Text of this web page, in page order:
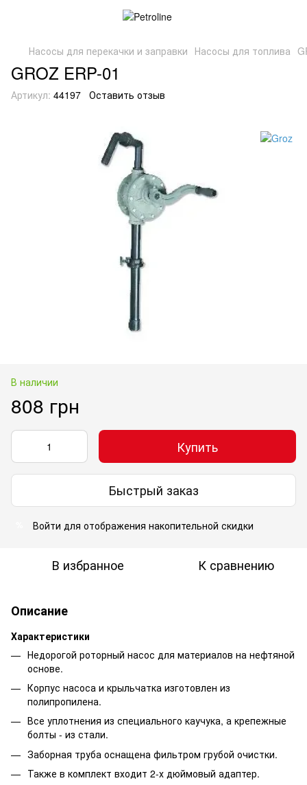
Насосы для перекачки и заправки Насосы для топлива
GROZ ERP-01
Артикул: 44197 Оставить отзыв
В наличии
808 грн
Купить
Быстрый заказ
Войти для отображения накопительной скидки
В избранное К сравнению
Описание
Характеристики
Недорогой роторный насос для материалов на нефтяной
основе.
Корпус насоса и крыльчатка изготовлен из
полипропилена.
Все уплотнения из специального каучука, а крепежные
болты - из стали.
Заборная труба оснащена фильтром грубой очистки.
Также в комплект входит 2-х дюймовый адаптер.